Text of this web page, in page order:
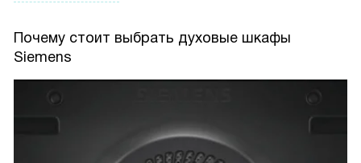
Почему стоит выбрать духовые шкафы
Siemens